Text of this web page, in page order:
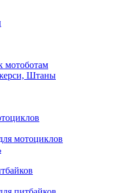
мотоботам
Штаны
мотоциклов